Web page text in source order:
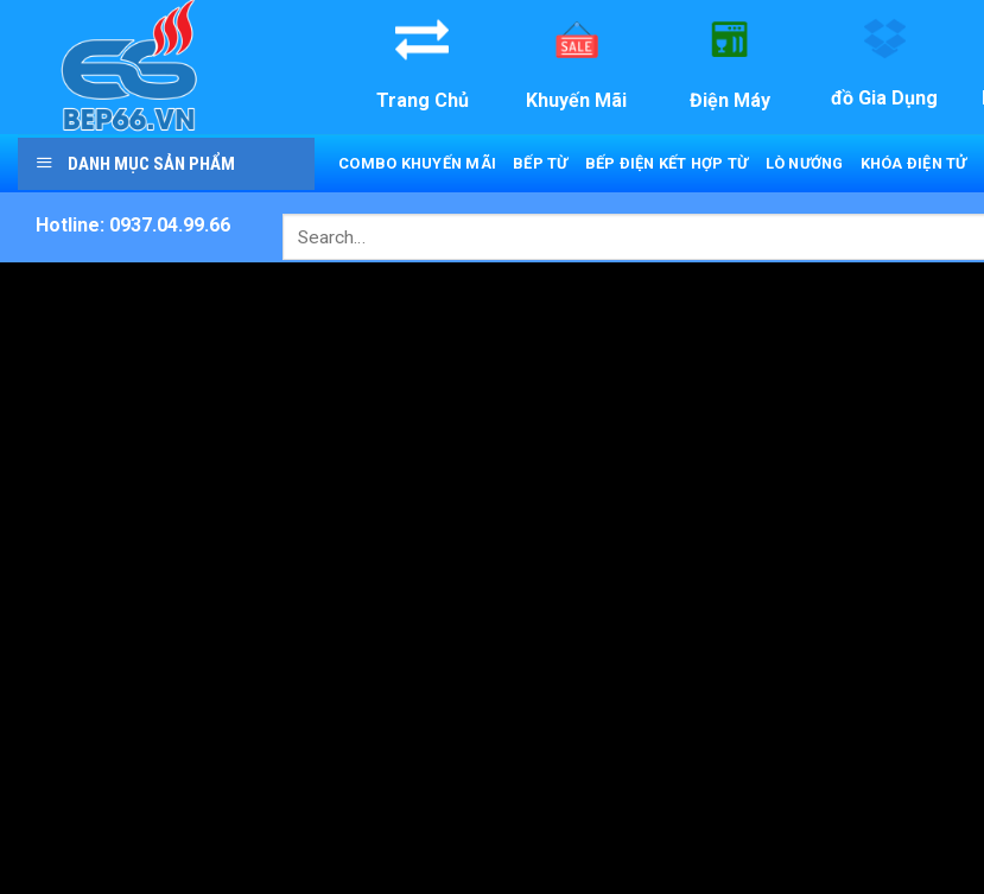
content
Trang Chủ
Khuyến Mãi Điện Máy đồ Gia Dụng
DANH MỤC SẢN PHẨM COMBO KHUYẾN MÃI BẾP TỪ BẾP ĐIỆN KẾT HỢP TỪ LÒ NƯỚNG KHÓA ĐIỆN TỬ
Hotline: 0937.04.99.66
Search
for: